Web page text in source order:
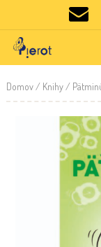
Domov/ Knihy/